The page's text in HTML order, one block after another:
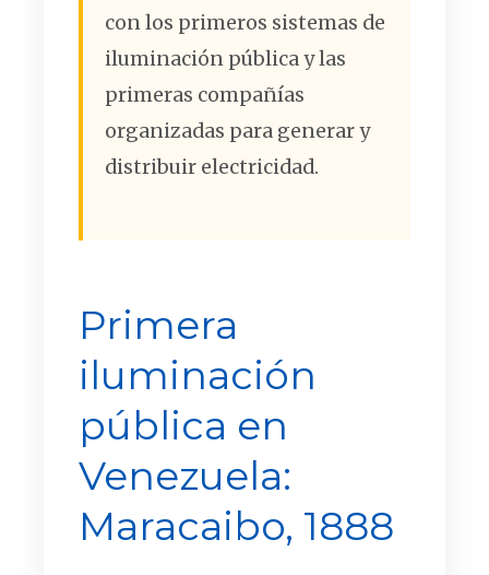
con los primeros sistemas de
iluminación pública y las
primeras compañías
organizadas para generar y
distribuir electricidad.
Primera
iluminación
pública en
Venezuela:
Maracaibo, 1888